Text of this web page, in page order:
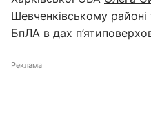
Шевченківському
БпЛА в дах
Реклама